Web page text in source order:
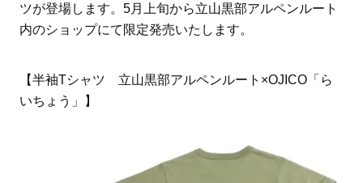
ツが登場します。5月上旬から立山黒部アルペンルート
内のショップにて限定発売いたします。
【半袖Tシャツ 立山黒部アルペンルート×OJICO「ら
いちょう」】